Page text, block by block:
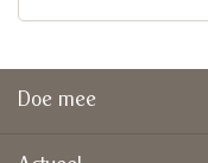
Doe mee